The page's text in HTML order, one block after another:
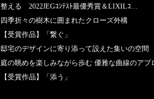
整える 2022JEGｺﾝﾃｽﾄ最優秀賞＆LIXILｺ…
四季折々の樹木に囲まれたクローズ外構
【受賞作品】「繋ぐ」
邸宅のデザインに寄り添って設えた集いの空間
庭の眺めを楽しみながら歩む 優雅な曲線のアプ
【受賞作品】「添う」